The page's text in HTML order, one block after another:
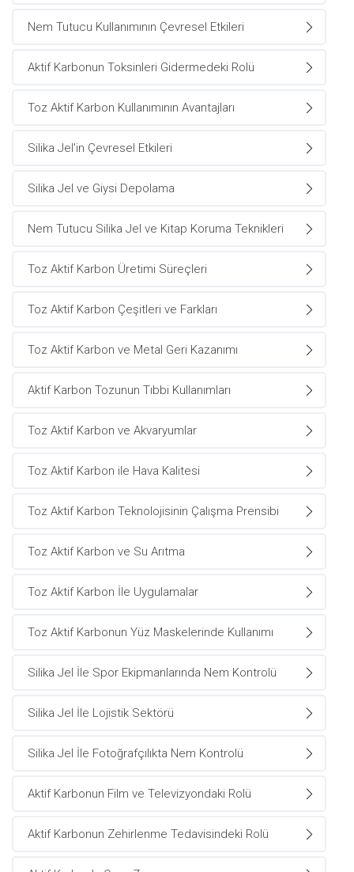
Nem Tutucu Kullanımının Çevresel Etkileri
Aktif Karbonun Toksinleri Gidermedeki Rolü
Toz Aktif Karbon Kullanımının Avantajları
Silika Jel'in Çevresel Etkileri
Silika Jel ve Giysi Depolama
Nem Tutucu Silika Jel ve Kitap Koruma Teknikleri
Toz Aktif Karbon Üretimi Süreçleri
Toz Aktif Karbon Çeşitleri ve Farkları
Toz Aktif Karbon ve Metal Geri Kazanımı
Aktif Karbon Tozunun Tıbbi Kullanımları
Toz Aktif Karbon ve Akvaryumlar
Toz Aktif Karbon ile Hava Kalitesi
Toz Aktif Karbon Teknolojisinin Çalışma Prensibi
Toz Aktif Karbon ve Su Arıtma
Toz Aktif Karbon İle Uygulamalar
Toz Aktif Karbonun Yüz Maskelerinde Kullanımı
Silika Jel İle Spor Ekipmanlarında Nem Kontrolü
Silika Jel İle Lojistik Sektörü
Silika Jel İle Fotoğrafçılıkta Nem Kontrolü
Aktif Karbonun Film ve Televizyondaki Rolü
Aktif Karbonun Zehirlenme Tedavisindeki Rolü